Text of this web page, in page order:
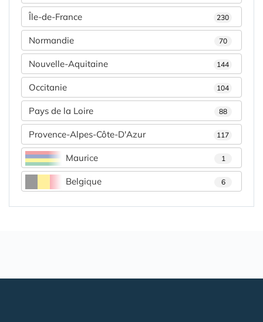
Île-de-France 230
Normandie 70
Nouvelle-Aquitaine 144
Occitanie 104
Pays de la Loire 88
Provence-Alpes-Côte-D'Azur 117
Maurice 1
Belgique 6